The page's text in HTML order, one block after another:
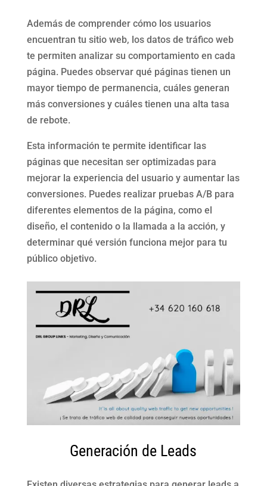
Además de comprender cómo los usuarios
encuentran tu sitio web, los datos de tráfico web
te permiten analizar su comportamiento en cada
página. Puedes observar qué páginas tienen un
mayor tiempo de permanencia, cuáles generan
más conversiones y cuáles tienen una alta tasa
de rebote.
Esta información te permite identificar las
páginas que necesitan ser optimizadas para
mejorar la experiencia del usuario y aumentar las
conversiones. Puedes realizar pruebas A/B para
diferentes elementos de la página, como el
diseño, el contenido o la llamada a la acción, y
determinar qué versión funciona mejor para tu
público objetivo.
Generación de Leads